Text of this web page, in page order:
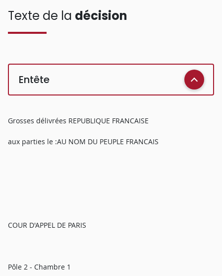
Texte de la décision
Entête
Grosses délivrées REPUBLIQUE FRANCAISE
aux parties le :AU NOM DU PEUPLE FRANCAIS
COUR D'APPEL DE PARIS
Pôle 2 - Chambre 1